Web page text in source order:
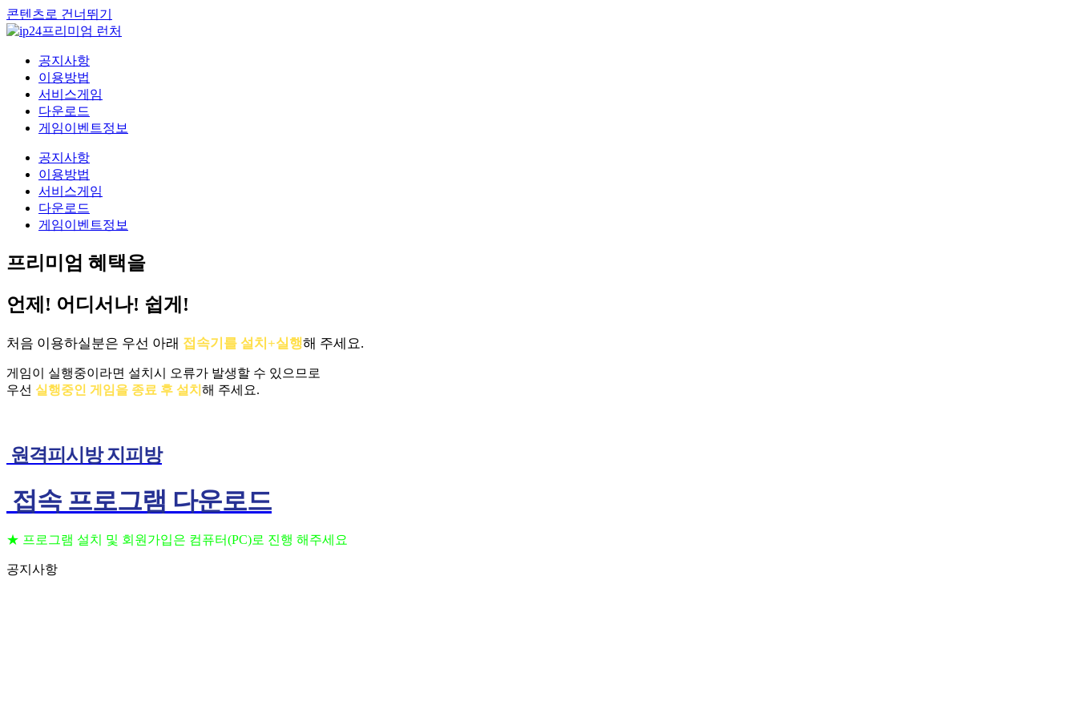
콘텐츠로 건너뛰기
공지사항
이용방법
서비스게임
다운로드
게임이벤트정보
공지사항
이용방법
서비스게임
다운로드
게임이벤트정보
프리미엄 혜택을
언제! 어디서나! 쉽게!
처음 이용하실분은 우선 아래 접속기를 설치+실행해 주세요.
게임이 실행중이라면 설치시 오류가 발생할 수 있으므로
우선 실행중인 게임을 종료 후 설치 해 주세요.
원격피시방 지피방
접속 프로그램 다운로드
★ 프로그램 설치 및 회원가입은 컴퓨터(PC)로 진행 해주세요
공지사항